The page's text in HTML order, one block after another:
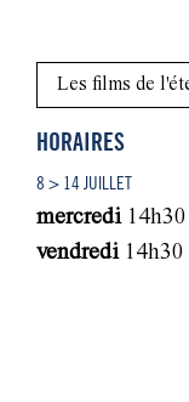
HORAIRES
8 > 14 JUILLET
mercredi14h30
vendredi14h30